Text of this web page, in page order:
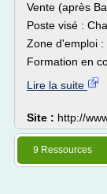
Vente (après
Poste visé :
Zone d'emploi :
Formation en
Lire la suite
Site : http://
9 Ressources